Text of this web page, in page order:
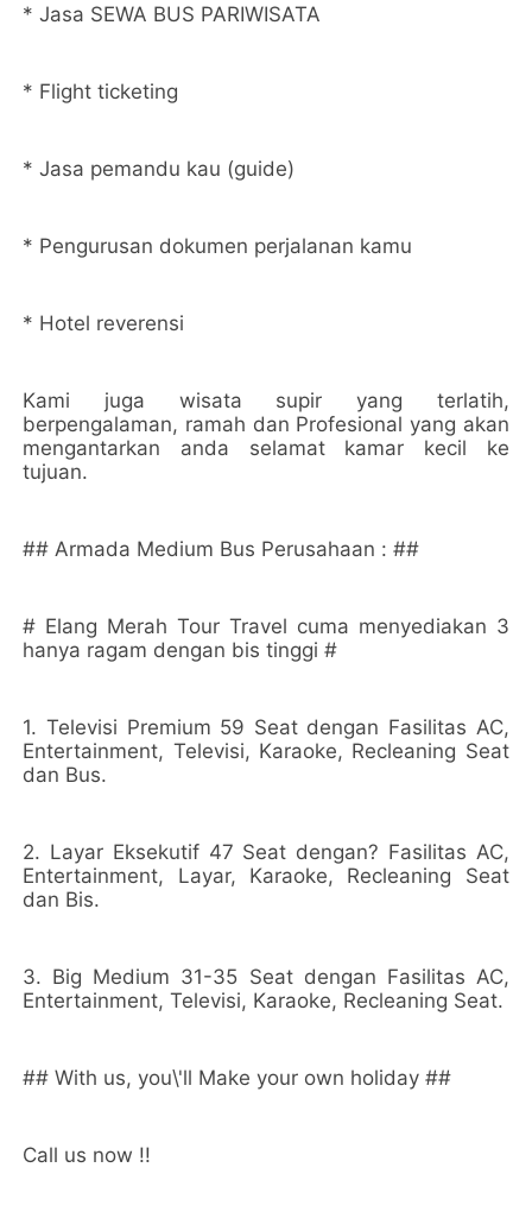
* Jasa SEWA BUS PARIWISATA
* Flight ticketing
* Jasa pemandu kau (guide)
* Pengurusan dokumen perjalanan kamu
* Hotel reverensi
Kami juga wisata supir yang terlatih,
berpengalaman, ramah dan Profesional yang akan
mengantarkan anda selamat kamar kecil ke
tujuan.
## Armada Medium Bus Perusahaan : ##
# Elang Merah Tour Travel cuma menyediakan 3
hanya ragam dengan bis tinggi #
1. Televisi Premium 59 Seat dengan Fasilitas AC,
Entertainment, Televisi, Karaoke, Recleaning Seat
dan Bus.
2. Layar Eksekutif 47 Seat dengan? Fasilitas AC,
Entertainment, Layar, Karaoke, Recleaning Seat
dan Bis.
3. Big Medium 31-35 Seat dengan Fasilitas AC,
Entertainment, Televisi, Karaoke, Recleaning Seat.
## With us, you\'ll Make your own holiday ##
Call us now !!